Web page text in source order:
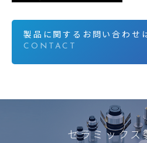
製品に関するお問い合わせ
セラミック